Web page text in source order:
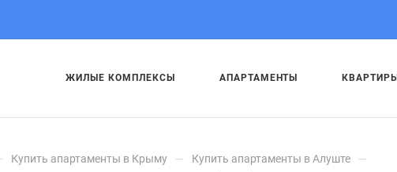
ЖИЛЫЕ КОМПЛЕКСЫ АПАРТАМЕНТЫ КВАРТИРЫ
Купить апартаменты в Крыму — Купить апартаменты в Алуште —